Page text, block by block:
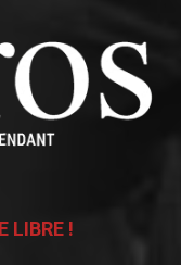
LIBRE !